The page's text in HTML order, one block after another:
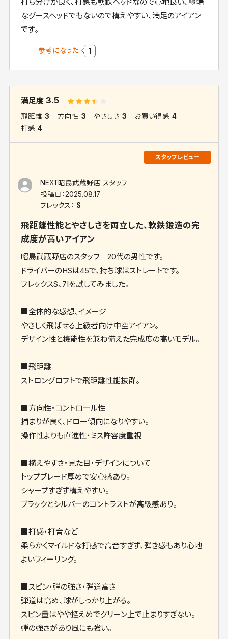
なグースヘッドでもないので構えやすい､満足のアイアン
です｡
参考になった 1
満足度3.5
飛距離 3 方向性 3 やさしさ 3 お買い得感 4
打感 4
NEXT昭島武蔵野店 スタッフ
投稿日：2025.08.17
フレックス： S
飛距離性能とやさしさを両立した、軟鉄鍛造の完
成度が高いアイアン
昭島武蔵野店のスタッフ 20代の男性です。
ドライバーのHSは45で、持ち球はストレートです。
フレックスS、7Iを試してみました。
■全体的な感想、イメージ
やさしく飛ばせる上級者向け中空アイアン。
デザイン性と機能性を兼ね備えた完成度の高いモデル。
■飛距離
ストロングロフトで飛距離性能抜群。
■方向性・コントロール性
捕まりが良く、ドロー傾向になりやすい。
操作性よりも直進性・ミス許容度重視
■構えやすさ・見た目・デザインについて
トップブレード厚めで安心感あり。
シャープすぎず構えやすい。
ブラックとシルバーのコントラストが高級感あり。
■打感・打音など
柔らかくマイルドな打感で高音すぎず、弾き感もあり心地
よいフィーリング。
■スピン・弾の強さ・弾道高さ
弾道は高め、球がしっかり上がる。
スピン量はやや控えめでグリーン上で止まりすぎない。
弾の強さがあり風にも強い。